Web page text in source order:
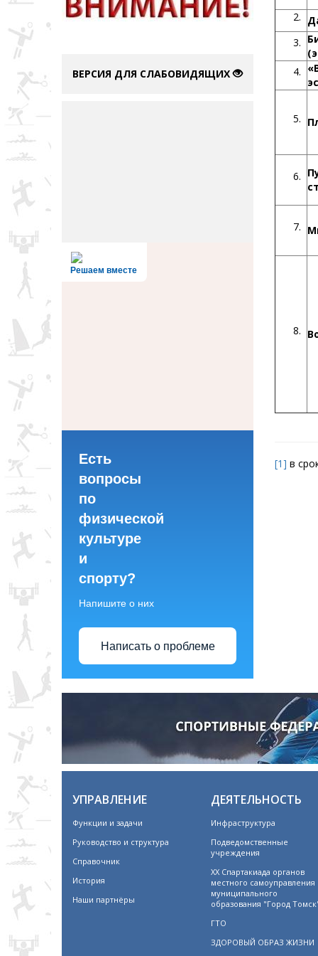
ВЕРСИЯ ДЛЯ СЛАБОВИДЯЩИХ
Решаем вместе
Есть
вопросы
по
физической
культуре
и
спорту?
Напишите о них
Написать о проблеме
[1] в
УПРАВЛЕНИЕ
Функции и задачи
Руководство и структура
Справочник
История
Наши партнёры
ДЕЯТЕЛЬНОСТЬ
Инфраструктура
Подведомственные
учреждения
XX Спартакиада органов
местного самоуправления
муниципального
образования "Город
ГТО
ЗДОРОВЫЙ ОБРАЗ ЖИЗНИ